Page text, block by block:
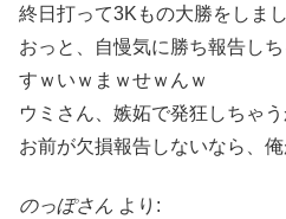
終日打って3Kもの大勝をしま
おっと、自慢気に勝ち報告し
すｗいｗまｗせｗんｗ
ウミさん、嫉妬で発狂しちゃ
お前が欠損報告しないなら、
のっぽさん より: